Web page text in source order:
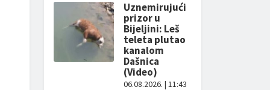
Uznemirujući
prizor u
Bijeljini: Leš
teleta plutao
kanalom
Dašnica
(Video)
06.08.2026. | 11:43